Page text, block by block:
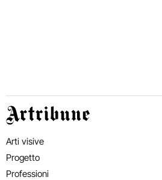
Artribune
Arti visive
Progetto
Professioni